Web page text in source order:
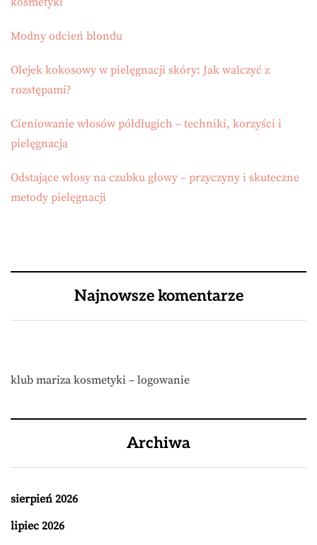
Modny odcień blondu
Olejek kokosowy w pielęgnacji skóry: Jak walczyć z
rozstępami?
Cieniowanie włosów półdługich – techniki, korzyści i
pielęgnacja
Odstające włosy na czubku głowy – przyczyny i skuteczne
metody pielęgnacji
Najnowsze komentarze
klub mariza kosmetyki – logowanie
Archiwa
sierpień 2026
lipiec 2026